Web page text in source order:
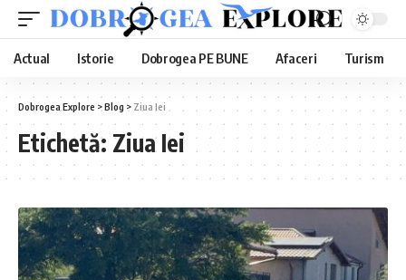
Actual Istorie Dobrogea PE BUNE Afaceri Turism
Dobrogea Explore >Blog > Ziua Iei
Etichetă: Ziua Iei